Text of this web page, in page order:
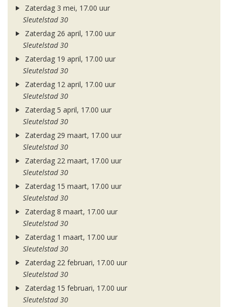
Zaterdag 3 mei, 17.00 uur
Sleutelstad 30
Zaterdag 26 april, 17.00 uur
Sleutelstad 30
Zaterdag 19 april, 17.00 uur
Sleutelstad 30
Zaterdag 12 april, 17.00 uur
Sleutelstad 30
Zaterdag 5 april, 17.00 uur
Sleutelstad 30
Zaterdag 29 maart, 17.00 uur
Sleutelstad 30
Zaterdag 22 maart, 17.00 uur
Sleutelstad 30
Zaterdag 15 maart, 17.00 uur
Sleutelstad 30
Zaterdag 8 maart, 17.00 uur
Sleutelstad 30
Zaterdag 1 maart, 17.00 uur
Sleutelstad 30
Zaterdag 22 februari, 17.00 uur
Sleutelstad 30
Zaterdag 15 februari, 17.00 uur
Sleutelstad 30